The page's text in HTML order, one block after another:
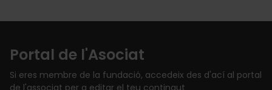
Portal de l'Asociat
Si eres membre de la fundació, accedeix des d'ací al portal
de l'associat per a editar el teu contingut